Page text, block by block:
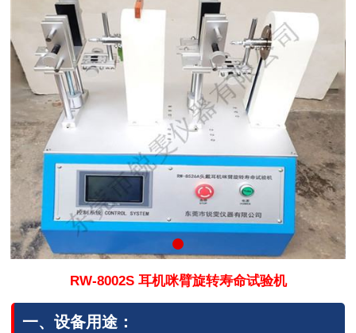
RW-8002S 耳机咪臂旋转寿命试验机
一、设备用途：